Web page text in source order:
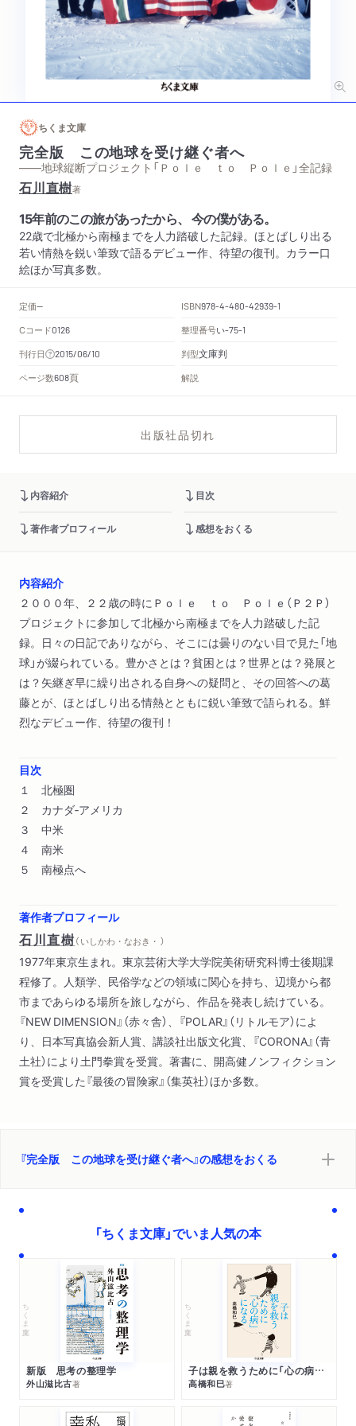
ちくま文庫
完全版 この地球を受け継ぐ者へ
——地球縦断プロジェクト「Ｐｏｌｅ ｔｏ Ｐｏｌｅ」全記録
石川直樹著
15年前のこの旅があったから、 今の僕がある。
22歳で北極から南極までを人力踏破した記録。ほとばしり出る
若い情熱を鋭い筆致で語るデビュー作、待望の復刊。カラー口
絵ほか写真多数。
定価-- ISBN978-4-480-42939-1
Cコード0126 整理番号い-75-1
刊行日 2015/06/10 判型文庫判
ページ数608頁 解説
出版社品切れ
内容紹介 目次
著作者プロフィール 感想をおくる
内容紹介
２０００年、２２歳の時にＰｏｌｅ ｔｏ Ｐｏｌｅ（Ｐ２Ｐ）
プロジェクトに参加して北極から南極までを人力踏破した記
録。日々の日記でありながら、そこには曇りのない目で見た「地
球」が綴られている。豊かさとは？貧困とは？世界とは？発展と
は？矢継ぎ早に繰り出される自身への疑問と、その回答への葛
藤とが、ほとばしり出る情熱とともに鋭い筆致で語られる。鮮
烈なデビュー作、待望の復刊！
目次
１ 北極圏
２ カナダ‐アメリカ
３ 中米
４ 南米
５ 南極点へ
著作者プロフィール
石川直樹（ いしかわ・なおき・ ）
1977年東京生まれ。東京芸術大学大学院美術研究科博士後期課
程修了。人類学、民俗学などの領域に関心を持ち、辺境から都
市まであらゆる場所を旅しながら、作品を発表し続けている。
『NEW DIMENSION』（赤々舎）、『POLAR』（リトルモア）によ
り、日本写真協会新人賞、講談社出版文化賞、『CORONA』（青
土社）により土門拳賞を受賞。著書に、開高健ノンフィクション
賞を受賞した『最後の冒険家』（集英社）ほか多数。
『完全版 この地球を受け継ぐ者へ』の感想をおくる
「ちくま文庫」でいま人気の本
ちくま文庫
新版 思考の整理学
外山滋比古著
ちくま文庫
子は親を救うために「心の病」になる
高橋和巳著